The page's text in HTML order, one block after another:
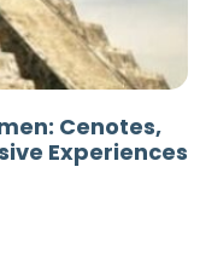
Cenotes,
Experiences